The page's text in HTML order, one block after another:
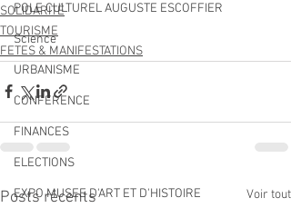
POLE CULTUREL AUGUSTE ESCOFFIER
Science
URBANISME
CONFERENCE
FINANCES
ELECTIONS
EXPO MUSEE D'ART ET D'HISTOIRE
SOLIDARITÉ
TOURISME
FETES & MANIFESTATIONS
Posts récents Voir tout